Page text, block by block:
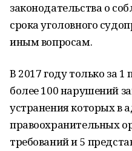
законодательства о
срока уголовного
иным вопросам.
В 2017 году только за
более 100 нарушений
устранения которых в
правоохранительных
требований и 5